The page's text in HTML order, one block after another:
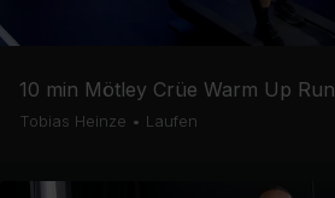
10 min Mötley Crüe Warm Up Run
Tobias Heinze • Laufen